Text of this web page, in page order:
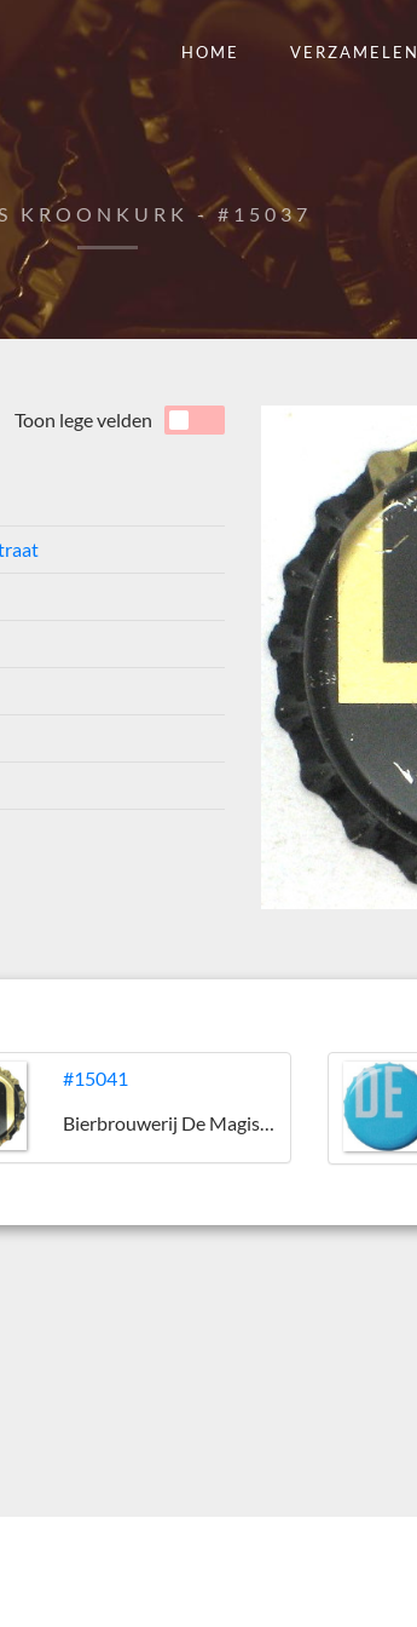
HOME VERZAMELEN
KROONKURK - #15037
Toon lege velden
#15041
Bierbrouwerij De Magistraat